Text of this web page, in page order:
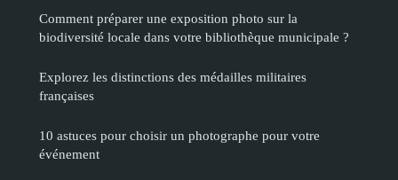
Comment préparer une exposition photo sur la
biodiversité locale dans votre bibliothèque municipale ?
Explorez les distinctions des médailles militaires
françaises
10 astuces pour choisir un photographe pour votre
événement